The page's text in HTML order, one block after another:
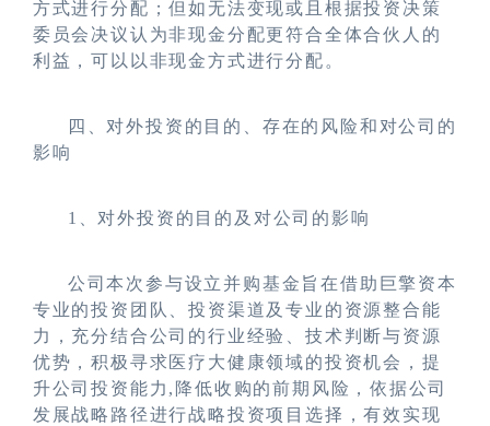
方式进行分配；但如无法变现或且根据投资决策
委员会决议认为非现金分配更符合全体合伙人的
利益，可以以非现金方式进行分配。
四、对外投资的目的、存在的风险和对公司的
影响
1 、对外投资的目的及对公司的影响
公司本次参与设立并购基金旨在借助巨擎资本
专业的投资团队、投资渠道及专业的资源整合能
力，充分结合公司的行业经验、技术判断与资源
优势，积极寻求医疗大健康领域的投资机会，提
升公司投资能力,降低收购的前期风险，依据公司
发展战略路径进行战略投资项目选择，有效实现